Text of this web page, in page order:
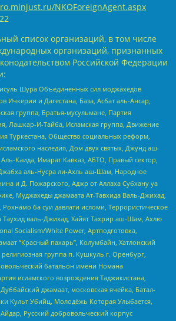
NKOForeignAgent.aspx
список организаций, в том числе
организаций, признанных
Российской Федерации
Шура Объединенных сил моджахедов
Ичкерии и Дагестана, База, Асбат аль-Ансар,
группа, Братья-мусульмане, Партия
Лашкар-И-Тайба, Исламская группа, Движение
Туркестана, Общество социальных реформ,
наследия, Дом двух святых, Джунд аш-
Каида, Имарат Кавказ, АБТО, Правый сектор,
Джабха аль-Нусра ли-Ахль аш-Шам, Народное
и Д. Пожарского, Аджр от Аллаха Субхану уа
Муджахеды джамаата Ат-Тавхида Валь-Джихад,
ба суи давлати исломи, Террористическое
Таухид валь-Джихад, Хайят Тахрир аш-Шам, Ахлю
Socialism/White Power, Артподготовка,
“Красный пахарь”, Колумбайн, Хатлонский
группа п. Кушкуль г. Оренбург,
батальон имени Номана
исламского возрождения Таджикистана,
джамаат, московская ячейка, Батал-
Культ Убийц, Молодёжь Которая Улыбается,
Русский добровольческий корпус